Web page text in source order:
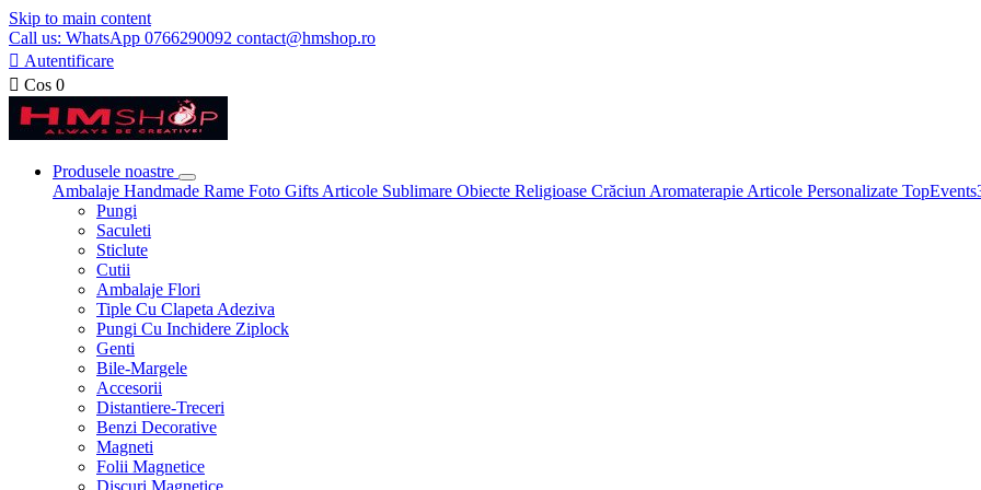
Skip to main content
Call us: WhatsApp 0766290092 contact@hmshop.ro
 Autentificare
 Cos 0
Produsele noastre
Ambalaje Handmade Rame Foto Gifts Articole Sublimare Obiecte Religioase Crăciun Aromaterapie Articole Personalizate
Pungi
Saculeti
Sticlute
Cutii
Ambalaje Flori
Tiple Cu Clapeta Adeziva
Pungi Cu Inchidere Ziplock
Genti
Bile-Margele
Accesorii
Distantiere-Treceri
Benzi Decorative
Magneti
Folii Magnetice
Discuri Magnetice